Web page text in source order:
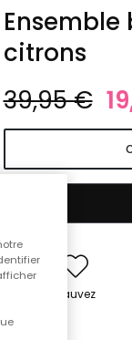
citrons
39,95 €
Sauvez